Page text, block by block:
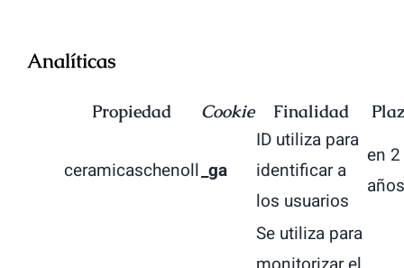
Analíticas
Propiedad Cookie Finalidad
ceramicaschenoll_ga
ID utiliza para
identificar a
los usuarios
en 2
años
Se utiliza para